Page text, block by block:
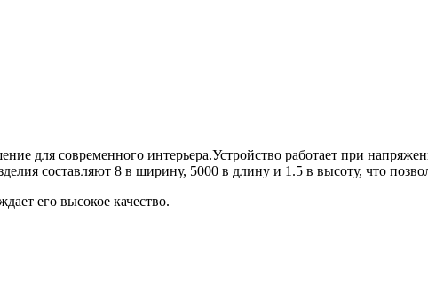
для современного интерьера.Устройство работает при
составляют 8 в ширину, 5000 в длину и 1.5 в высоту, что
его высокое качество.